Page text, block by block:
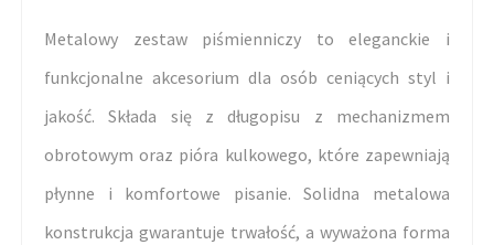
Metalowy zestaw piśmienniczy to eleganckie i
funkcjonalne akcesorium dla osób ceniących styl i
jakość. Składa się z długopisu z mechanizmem
obrotowym oraz pióra kulkowego, które zapewniają
płynne i komfortowe pisanie. Solidna metalowa
konstrukcja gwarantuje trwałość, a wyważona forma